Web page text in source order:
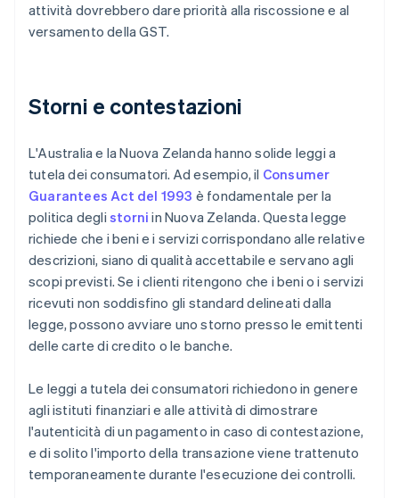
attività dovrebbero dare priorità alla riscossione e al
versamento della GST.
Storni e contestazioni
L'Australia e la Nuova Zelanda hanno solide leggi a
tutela dei consumatori. Ad esempio, il Consumer
Guarantees Act del 1993 è fondamentale per la
politica degli storni in Nuova Zelanda. Questa legge
richiede che i beni e i servizi corrispondano alle relative
descrizioni, siano di qualità accettabile e servano agli
scopi previsti. Se i clienti ritengono che i beni o i servizi
ricevuti non soddisfino gli standard delineati dalla
legge, possono avviare uno storno presso le emittenti
delle carte di credito o le banche.
Le leggi a tutela dei consumatori richiedono in genere
agli istituti finanziari e alle attività di dimostrare
l'autenticità di un pagamento in caso di contestazione,
e di solito l'importo della transazione viene trattenuto
temporaneamente durante l'esecuzione dei controlli.